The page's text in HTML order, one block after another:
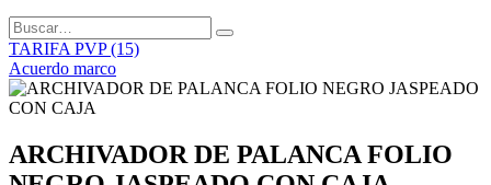
TARIFA PVP (15)
Acuerdo marco
ARCHIVADOR DE PALANCA FOLIO